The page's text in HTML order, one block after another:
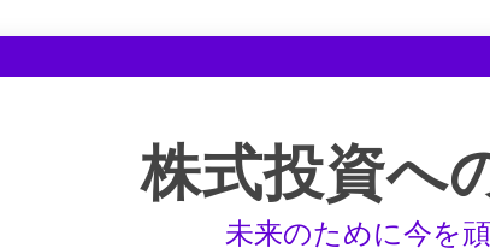
株式投資へ
未来のために今を